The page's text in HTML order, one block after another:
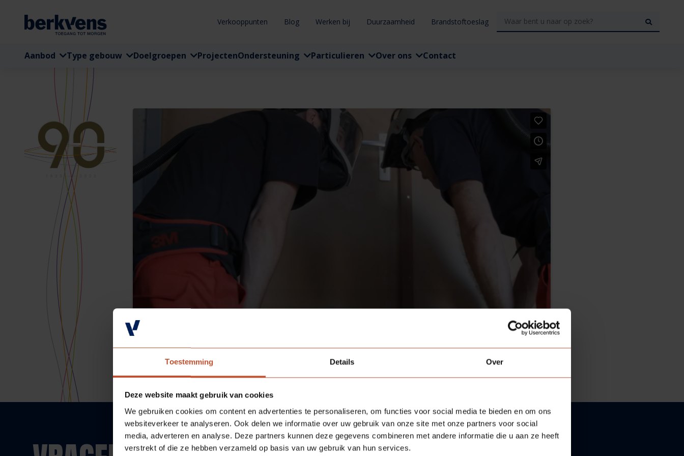
Toestemming Details Over
Deze website maakt gebruik van cookies
We gebruiken cookies om content en advertenties te personaliseren, om functies voor social media te bieden en om ons
websiteverkeer te analyseren. Ook delen we informatie over uw gebruik van onze site met onze partners voor social
media, adverteren en analyse. Deze partners kunnen deze gegevens combineren met andere informatie die u aan ze heeft
verstrekt of die ze hebben verzameld op basis van uw gebruik van hun services.
Verkooppunten Blog Werken bij Duurzaamheid Brandstoftoeslag
Aanbod Type gebouw Doelgroepen ProjectenOndersteuning Particulieren Over ons Contact
Deel deze pagina: